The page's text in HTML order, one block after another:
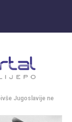
Jugoslavije ne